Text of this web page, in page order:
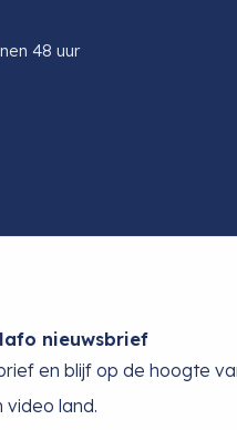
48 uur
nieuwsbrief
en blijf op de hoogte
video land.